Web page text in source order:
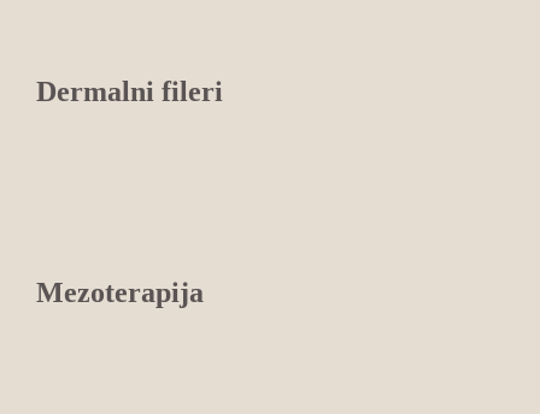
Dermalni fileri
Mezoterapija